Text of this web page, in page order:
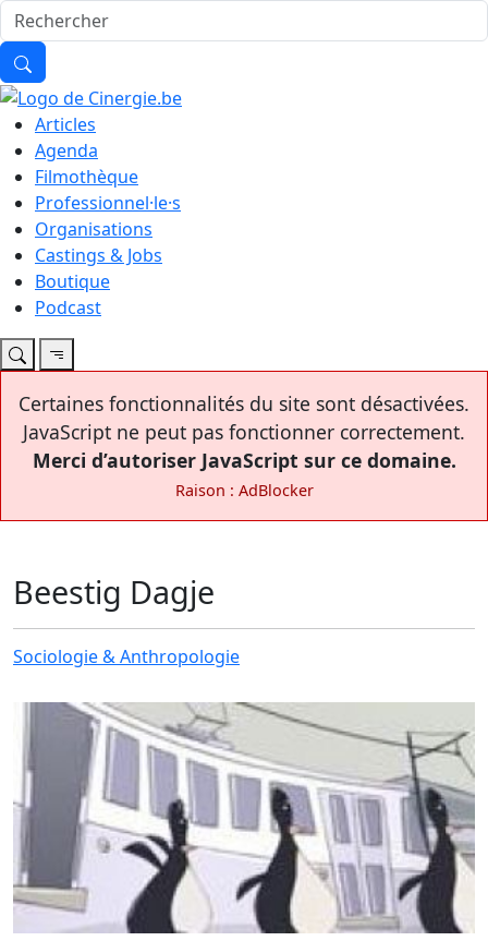
Articles
Agenda
Filmothèque
Professionnel·le·s
Organisations
Castings & Jobs
Boutique
Podcast
Certaines fonctionnalités du site sont désactivées.
JavaScript ne peut pas fonctionner correctement.
Merci d’autoriser JavaScript sur ce domaine.
Raison : AdBlocker
Beestig Dagje
Sociologie & Anthropologie